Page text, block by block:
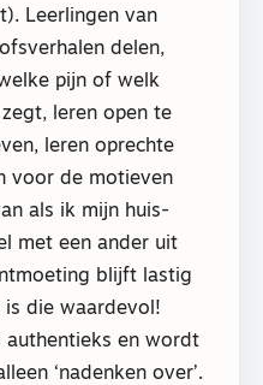
Leerlingen van
delen,
pijn of welk
leren open te
leren oprechte
voor de motieven
als ik mijn huis-
met een ander uit
blijft lastig
is die waardevol!
authentieks en wordt
‘nadenken over’.